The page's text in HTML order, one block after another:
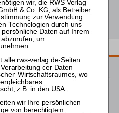
bestellen